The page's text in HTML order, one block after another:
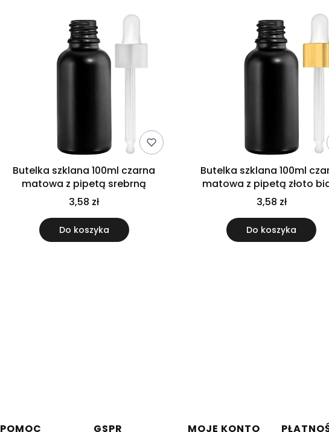
Butelka szklana 100ml czarna
matowa z pipetą srebrną
3,58 zł
Do koszyka
Butelka szklana 100ml
matowa z pipetą złoto
3,58 zł
Do koszyka
POMOC GSPR MOJE KONTO